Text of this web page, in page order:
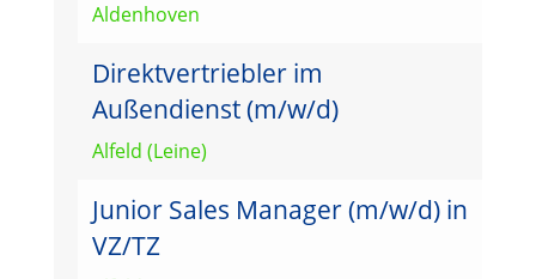
Aldenhoven
Direktvertriebler im
Außendienst (m/w/d)
Alfeld (Leine)
Junior Sales Manager (m/w/d) in
VZ/TZ